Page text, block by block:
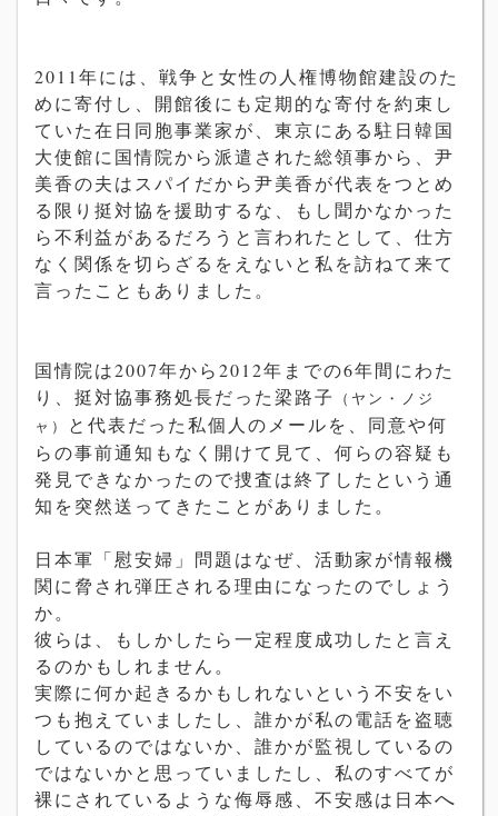
2011年には、戦争と女性の人権博物館建設のた
めに寄付し、開館後にも定期的な寄付を約束し
ていた在日同胞事業家が、東京にある駐日韓国
大使館に国情院から派遣された総領事から、尹
美香の夫はスパイだから尹美香が代表をつとめ
る限り挺対協を援助するな、もし聞かなかった
ら不利益があるだろうと言われたとして、仕方
なく関係を切らざるをえないと私を訪ねて来て
言ったこともありました。
国情院は2007年から2012年までの6年間にわた
り、挺対協事務処長だった梁路子
（ヤン・ノジ
ャ）
と代表だった私個人のメールを、同意や何
らの事前通知もなく開けて見て、何らの容疑も
発見できなかったので捜査は終了したという通
知を突然送ってきたことがありました。
日本軍「慰安婦」問題はなぜ、活動家が情報機
関に脅され弾圧される理由になったのでしょう
か。
彼らは、もしかしたら一定程度成功したと言え
るのかもしれません。
実際に何か起きるかもしれないという不安をい
つも抱えていましたし、誰かが私の電話を盗聴
しているのではないか、誰かが監視しているの
ではないかと思っていましたし、私のすべてが
裸にされているような侮辱感、不安感は日本へ